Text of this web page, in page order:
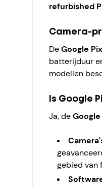
refurbished
Camera-
DeGoogle
batterijduur
modellen
Is Google
Ja, de
gebied van